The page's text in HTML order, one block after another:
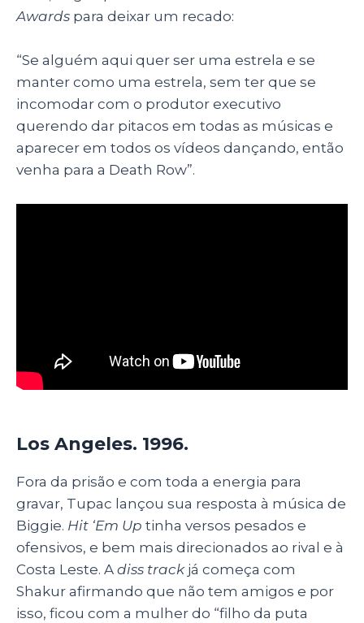
Awards para deixar um recado:
“Se alguém aqui quer ser uma estrela e se
manter como uma estrela, sem ter que se
incomodar com o produtor executivo
querendo dar pitacos em todas as músicas e
aparecer em todos os vídeos dançando, então
venha para a Death Row”.
Los Angeles. 1996.
Fora da prisão e com toda a energia para
gravar, Tupac lançou sua resposta à música de
Biggie. Hit ‘Em Up tinha versos pesados e
ofensivos, e bem mais direcionados ao rival e à
Costa Leste. A diss trackjá começa com
Shakur afirmando que não tem amigos e por
isso, ficou com a mulher do “filho da puta